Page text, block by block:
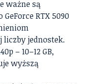
ważne są
RTX 5090
jednostek.
– 10–12 GB,
wyższą